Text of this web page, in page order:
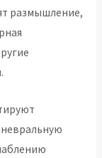
размышление,